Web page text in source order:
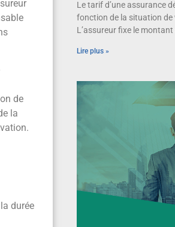
de
la
durée
Le tarif d’une assurance
fonction de la situation de
L’assureur fixe le montant
Lire plus »